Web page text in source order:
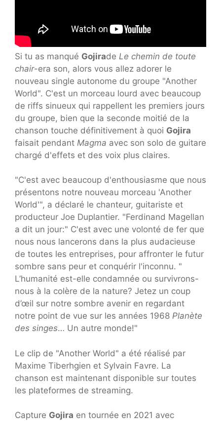
Si tu as manqué Gojirade Le chemin de toute
chair-era son, alors vous allez adorer le
nouveau single autonome du groupe "Another
World". C'est un morceau lourd avec beaucoup
de riffs sinueux qui rappellent les premiers jours
du groupe, bien que la seconde moitié de la
chanson touche définitivement à quoi Gojira
faisait pendant Magma avec son solo de guitare
chargé d'effets et des voix plus claires.
"C'est avec beaucoup d'enthousiasme que nous
présentons notre nouveau morceau 'Another
World'", a déclaré le chanteur, guitariste et
producteur Joe Duplantier. "Ferdinand Magellan
a dit un jour:" C'est avec une volonté de fer que
nous nous lancerons dans la plus audacieuse
de toutes les entreprises, pour affronter le futur
sombre sans peur et conquérir l'inconnu. "
L’humanité est-elle condamnée ou survivrons-
nous à la colère de la nature? Jetez un coup
d’œil sur notre sombre avenir en regardant
notre point de vue sur les années 1968 Planète
des singes… Un autre monde!"
Le clip de "Another World" a été réalisé par
Maxime Tiberhgien et Sylvain Favre. La
chanson est maintenant disponible sur toutes
les plateformes de streaming.
Capture Gojira en tournée en 2021 avec